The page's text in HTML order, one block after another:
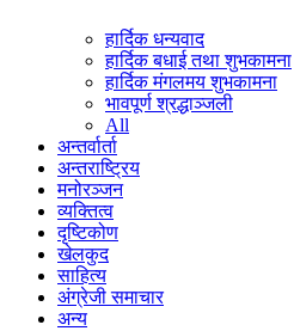
हार्दिक धन्यवाद
हार्दिक बधाई तथा शुभकामना
हार्दिक मंगलमय शुभकामना
भावपूर्ण श्रद्धाञ्जली
All
अन्तर्वार्ता
अन्तराष्ट्रिय
मनोरञ्जन
व्यक्तित्व
दृष्टिकोण
खेलकुद
साहित्य
अंग्रेजी समाचार
अन्य